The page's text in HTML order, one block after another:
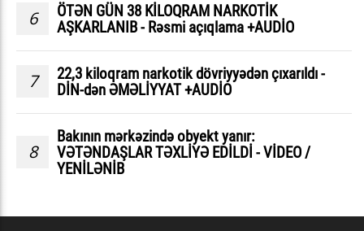
6
ÖTƏN GÜN 38 KİLOQRAM NARKOTİK
AŞKARLANIB - Rəsmi açıqlama +AUDİO
7
22,3 kiloqram narkotik dövriyyədən çıxarıldı -
DİN-dən ƏMƏLİYYAT +AUDİO
8
Bakının mərkəzində obyekt yanır:
VƏTƏNDAŞLAR TƏXLİYƏ EDİLDİ - VİDEO /
YENİLƏNİB